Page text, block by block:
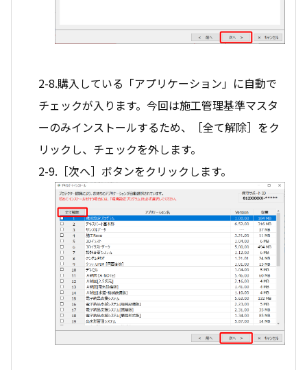
2-8.購入している「アプリケーション」に自動で
チェックが入ります。今回は施工管理基準マスタ
ーのみインストールするため、［全て解除］をク
リックし、チェックを外します。
2-9.［次へ］ボタンをクリックします。